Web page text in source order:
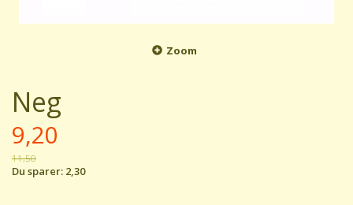
Zoom
Neg
9,20
11,50
Du sparer: 2,30